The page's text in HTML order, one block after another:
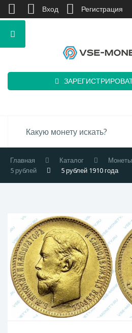
Главная Каталог
5 рублей
5 рублей 1910 года
Вход Регистрация